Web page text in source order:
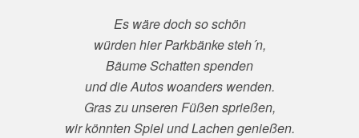
Es wäre doch so schön
würden hier Parkbänke steh´n,
Bäume Schatten spenden
und die Autos woanders wenden.
Gras zu unseren Füßen sprießen,
wir könnten Spiel und Lachen genießen.